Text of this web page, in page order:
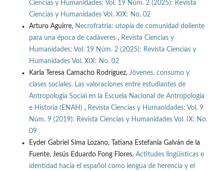
Ciencias y Humanidades: Vol. 19 Núm. 2 (2025): Revista
Ciencias y Humanidades Vol. XIX: No. 02
Arturo Aguirre, Necrofratría: utopía de comunidad doliente
para una época de cadáveres , Revista Ciencias y
Humanidades: Vol. 19 Núm. 2 (2025): Revista Ciencias y
Humanidades Vol. XIX: No. 02
Karla Teresa Camacho Rodríguez, Jóvenes, consumo y
clases sociales. Las valoraciones entre estudiantes de
Antropología Social en la Escuela Nacional de Antropología
e Historia (ENAH) , Revista Ciencias y Humanidades: Vol. 9
Núm. 9 (2019): Revista Ciencias y Humanidades Vol. IX: No.
09
Eyder Gabriel Sima Lozano, Tatiana Estefanía Galván de la
Fuente, Jesús Eduardo Fong Flores, Actitudes lingüísticas e
identidad hacia el español como lengua de herencia y el